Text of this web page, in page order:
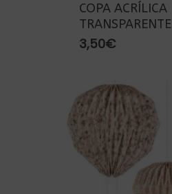
COPA ACRÍLICA
TRANSPARENTE
3,50€